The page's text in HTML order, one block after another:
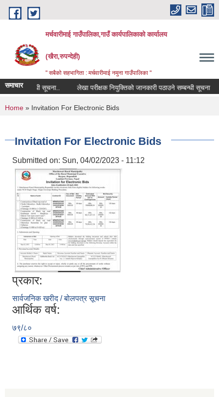
Skip to main content
मर्चवारीमाई गाउँपालिका,गाउँ कार्यपालिकाको कार्यालय
(खैरा,रुपन्देही)
" सबैको सहभागिता : मर्चवारीमाई नमुना गाउँपालिका "
समाचारसम्बन्धी सूचना.. लेखा परीक्षक नियुक्तिको जानकारी पठाउने सम्बन्धी सूचना
You are here
Home » Invitation For Electronic Bids
Invitation For Electronic Bids
Submitted on: Sun, 04/02/2023 - 11:12
प्रकार:
सार्वजनिक खरीद / बोलपत्र सूचना
आर्थिक वर्ष:
७९/८०